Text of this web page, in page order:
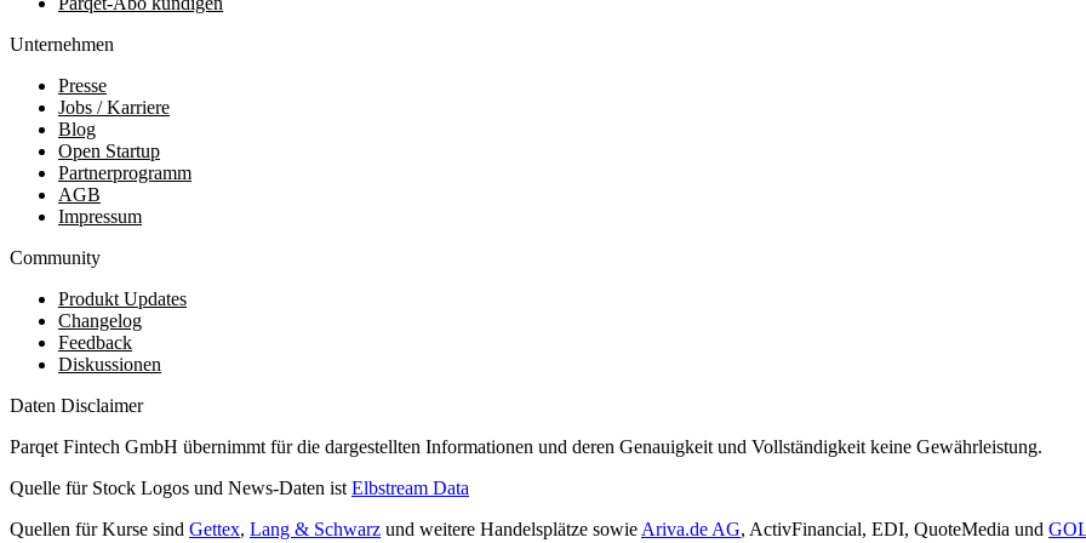
Unternehmen
Presse
Jobs / Karriere
Blog
Open Startup
Partnerprogramm
AGB
Impressum
Community
Produkt Updates
Changelog
Feedback
Diskussionen
Daten Disclaimer
Parqet Fintech GmbH übernimmt für die dargestellten Informationen und deren Genauigkeit und Vollständigkeit keine Gewährleistung.
Quelle für Stock Logos und News-Daten ist Elbstream Data
Quellen für Kurse sind Gettex, Lang & Schwarz und weitere Handelsplätze sowie Ariva.de AG, ActivFinancial, EDI, QuoteMedia und